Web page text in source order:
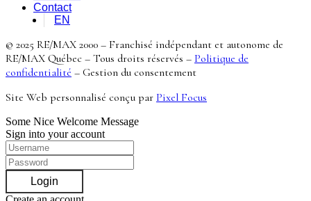
Contact
EN
© 2025 RE/MAX 2000 – Franchisé indépendant et autonome de
RE/MAX Québec – Tous droits réservés – Politique de
confidentialité – Gestion du consentement
Site Web personnalisé conçu par Pixel Focus
Some Nice Welcome Message
Sign into your account
Login